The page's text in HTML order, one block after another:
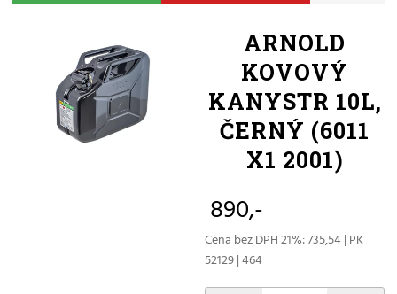
ARNOLD
KOVOVÝ
KANYSTR 10L,
ČERNÝ (6011
X1 2001)
890,-
Cena bez DPH 21%: 735,54 | PK
52129 | 464